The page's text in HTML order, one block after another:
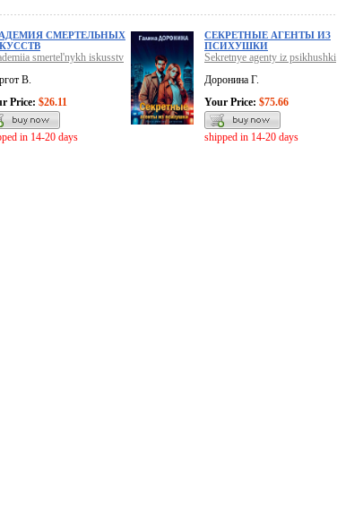
СМЕРТЕЛЬНЫХ
smertel'nykh iskusstv
В.
Price: $26.11
in 14-20 days
СЕКРЕТНЫЕ АГЕНТЫ ИЗ
ПСИХУШКИ
Sekretnye agenty iz psikhushki
Доронина Г.
Your Price: $75.66
shipped in 14-20 days